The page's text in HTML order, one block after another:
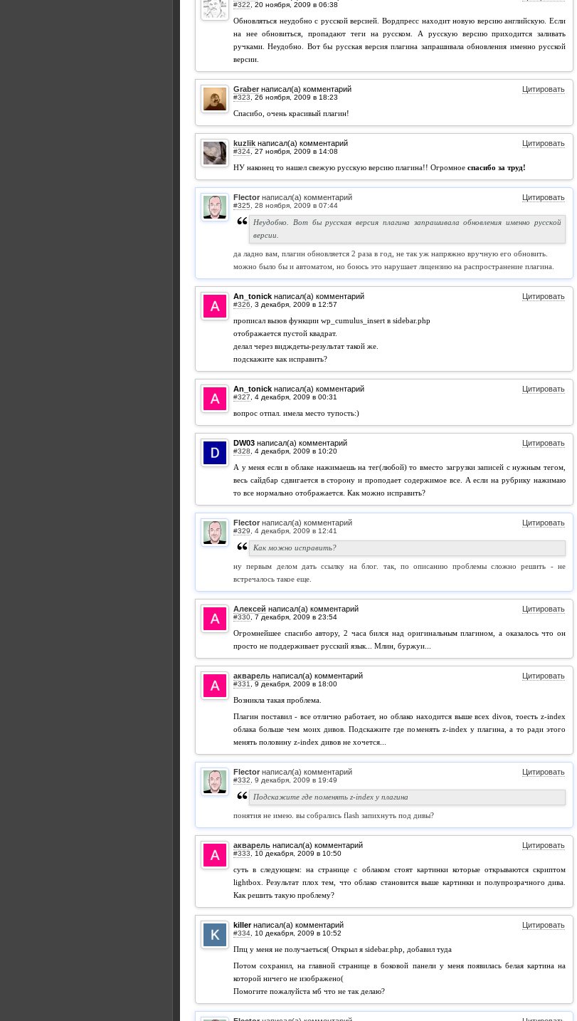
#322
Обновляться неудобно с русской версией. Вордпресс находит новую версию английскую. Если
на нее обновиться, пропадают теги на русском. А русскую версию приходится заливать
ручками. Неудобно. Вот бы русская версия плагина запрашивала обновления именно русской
версии.
Graber написал(а) комментарий Цитировать
#323
Спасибо, очень красивый плагин!
kuzlik написал(а) комментарий Цитировать
#324
НУ наконец то нашел свежую русскую версию плагина!! Огромное спасибо за труд!
Flector написал(а) комментарий Цитировать
#325
Неудобно. Вот бы русская версия плагина запрашивала обновления именно русской
версии.
да ладно вам, плагин обновляется 2 раза в год, не так уж напряжно вручную его обновить.
можно было бы и автоматом, но боюсь это нарушает лицензию на распространение плагина.
An_tonick написал(а) комментарий Цитировать
#326
прописал вызов функции wp_cumulus_insert в sidebar.php
отображается пустой квадрат.
делал через видждеты-результат такой же.
подскажите как исправить?
An_tonick написал(а) комментарий Цитировать
#327
вопрос отпал. имела место тупость:)
DW03 написал(а) комментарий Цитировать
#328
А у меня если в облаке нажимаешь на тег(любой) то вместо загрузки записей с нужным тегом,
весь сайдбар сдвигается в сторону и проподает содержимое все. А если на рубрику нажимаю
то все нормально отображается. Как можно исправить?
Flector написал(а) комментарий Цитировать
#329
Как можно исправить?
ну первым делом дать ссылку на блог. так, по описанию проблемы сложно решить - не
встречалось такое еще.
Алексей написал(а) комментарий Цитировать
#330
Огромнейшее спасибо автору, 2 часа бился над оригинальным плагином, а оказалось что он
просто не поддерживает русский язык... Млин, буржуи...
акварель написал(а) комментарий Цитировать
#331
Возникла такая проблема.
Плагин поставил - все отлично работает, но облако находится выше всех divов, тоесть z-index
облака больше чем моих дивов. Подскажите где поменять z-index у плагина, а то ради этого
менять половину z-index дивов не хочется...
Flector написал(а) комментарий Цитировать
#332
Подскажите где поменять z-index у плагина
понятия не имею. вы собрались flash запихнуть под дивы?
акварель написал(а) комментарий Цитировать
#333
суть в следующем: на странице с облаком стоят картинки которые открываются скриптом
lightbox. Результат плох тем, что облако становится выше картинки и полупрозрачного дива.
Как решить такую проблему?
killerнаписал(а) комментарий Цитировать
#334
Ппц у меня не получаеться( Открыл я sidebar.php, добавил туда
Потом сохранил, на главной странице в боковой панели у меня появилась белая картина на
которой ничего не изображено(
Помогите пожалуйста мб что не так делаю?